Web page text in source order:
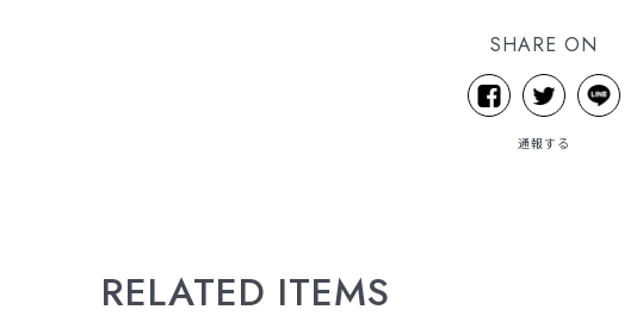
SHARE ON
通報する
RELATED ITEMS